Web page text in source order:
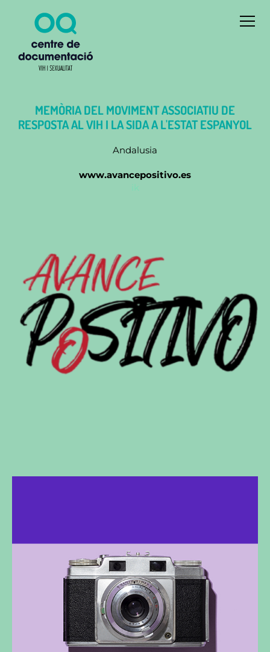
MEMÒRIA DEL MOVIMENT ASSOCIATIU DE
RESPOSTA AL VIH I LA SIDA A L'ESTAT ESPANYOL
Andalusia
www.avancepositivo.es
ik